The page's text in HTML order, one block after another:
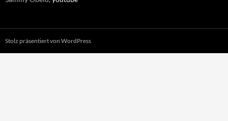
Stolz präsentiert von WordPress